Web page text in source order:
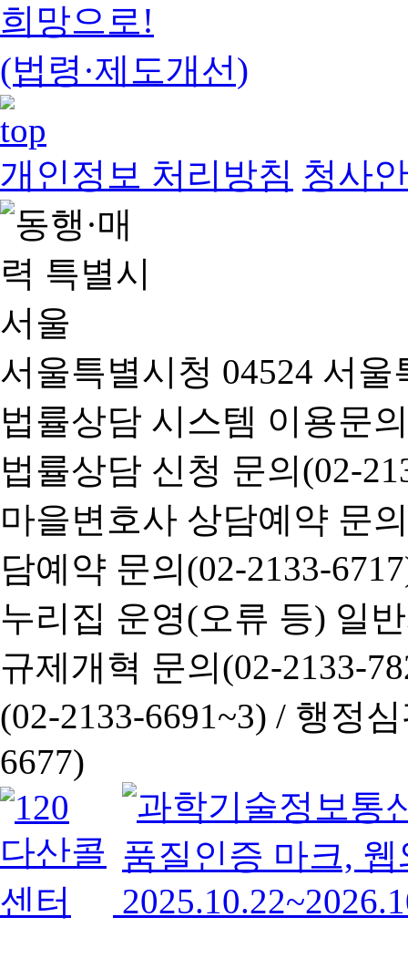
희망으로!
(법령·제도개선)
개인정보 처리방침 청사
서울특별시청 04524 서
법률상담 시스템 이용문
법률상담 신청 문의(02-
마을변호사 상담예약 문
담예약 문의(02-2133-
누리집 운영(오류 등) 일
규제개혁 문의(02-2133-
(02-2133-6691~3) / 행정심
6677)